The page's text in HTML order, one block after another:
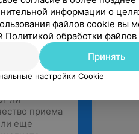
Лечебно-диагностический центр, ул. Иркутско-Пинской Дивизии, 50
информации о
файлов cookie вы
Политикой обработки
Принять
настройки Cookie